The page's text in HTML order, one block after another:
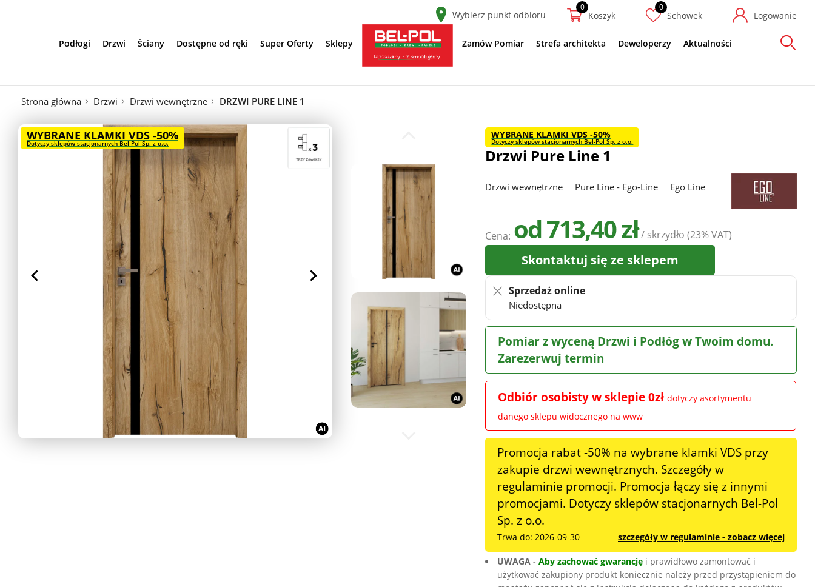
Wybierz punkt odbioru Koszyk Schowek Logowanie
Podłogi Drzwi Ściany Dostępne od ręki Super Oferty Sklepy Zamów Pomiar Strefa architekta Deweloperzy Aktualności
Szukaj
Strona główna Drzwi Drzwi wewnętrzne DRZWI PURE LINE 1
WYBRANE KLAMKI VDS -50%
Dotyczy sklepów stacjonarnych Bel-Pol Sp. z o.o.
Drzwi Pure Line 1
Drzwi wewnętrzne Pure Line - Ego-Line Ego Line
Cena: od 713,40 zł/ skrzydło(23% VAT)
Skontaktuj się ze sklepem
Sprzedaż online
Niedostępna
Pomiar z wyceną Drzwi i Podłóg w Twoim domu.
Zarezerwuj termin
Odbiór osobisty w sklepie 0złdotyczy asortymentu
danego sklepu widocznego na www
Promocja rabat -50% na wybrane klamki VDS przy
zakupie drzwi wewnętrznych. Szczegóły w
regulaminie promocji. Promocja łączy się z innymi
promocjami. Dotyczy sklepów stacjonarnych Bel-Pol
Sp. z o.o.
Trwa do: 2026-09-30 szczegóły w regulaminie - zobacz więcej
UWAGA -Aby zachować gwarancję i prawidłowo zamontować i
użytkować zakupiony produkt koniecznie należy przed przystąpieniem do
WYBRANE KLAMKI VDS -50%
Dotyczy sklepów stacjonarnych Bel-Pol Sp. z o.o.